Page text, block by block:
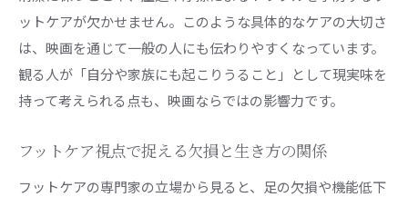
ットケアが欠かせません。このような具体的なケアの大切さ
は、映画を通じて一般の人にも伝わりやすくなっています。
観る人が「自分や家族にも起こりうること」として現実味を
持って考えられる点も、映画ならではの影響力です。
フットケア視点で捉える欠損と生き方の関係
フットケアの専門家の立場から見ると、足の欠損や機能低下